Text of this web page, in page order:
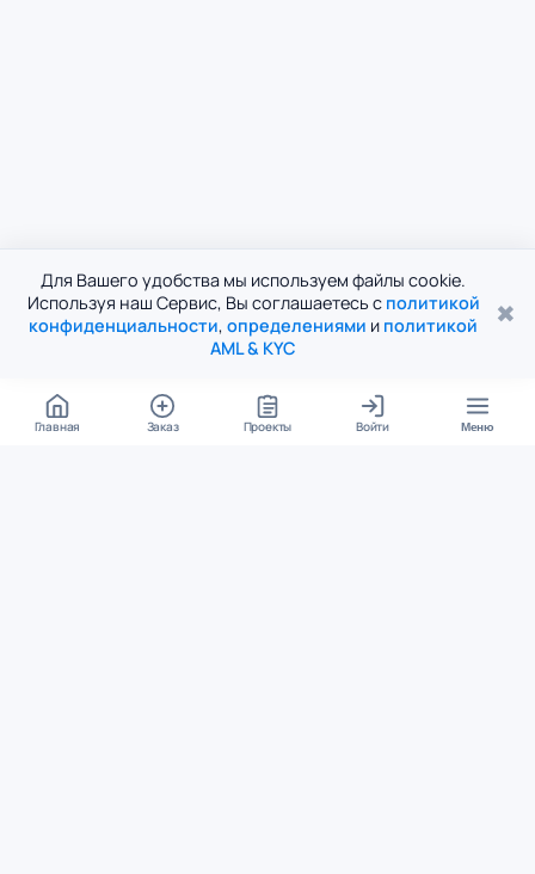
Для Вашего удобства мы используем файлы cookie.
Используя наш Сервис, Вы соглашаетесь с политикой
конфиденциальности, определениями и политикой
AML & KYC
✖
Главная Заказ Проекты Войти Меню